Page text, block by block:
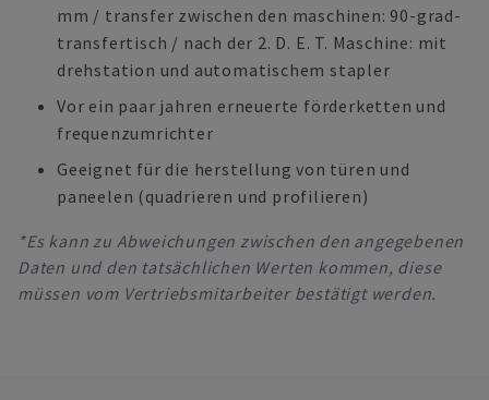
mm / transfer zwischen den maschinen: 90-grad-
transfertisch / nach der 2. D. E. T. Maschine: mit
drehstation und automatischem stapler
Vor ein paar jahren erneuerte förderketten und
frequenzumrichter
Geeignet für die herstellung von türen und
paneelen (quadrieren und profilieren)
*Es kann zu Abweichungen zwischen den angegebenen
Daten und den tatsächlichen Werten kommen, diese
müssen vom Vertriebsmitarbeiter bestätigt werden.